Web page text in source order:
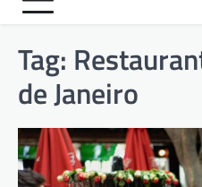
Tag:
de Janeiro